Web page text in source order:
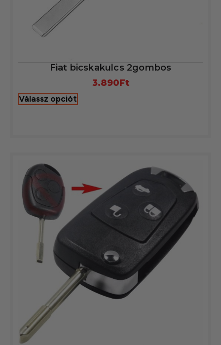
Fiat bicskakulcs 2gombos
3.890Ft
Válassz opciót